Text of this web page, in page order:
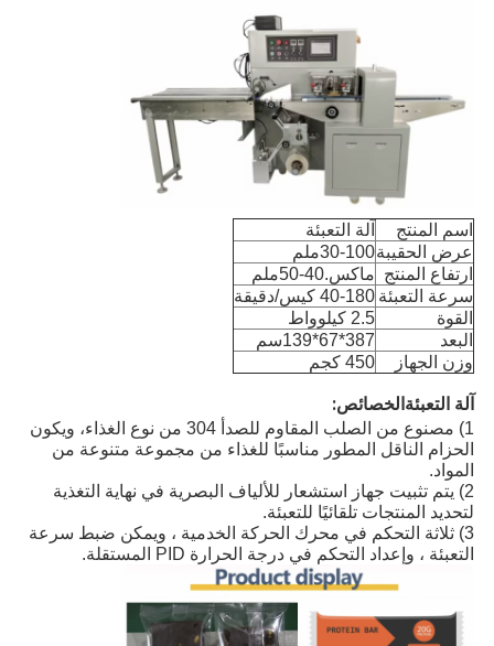
اسم المنتج
آلة التعبئة
عرض الحقيبة30-100ملم
ارتفاع المنتج ماكس.40-50ملم
سرعة التعبئة 40-180 كيس/دقيقة
القوة
2.5 كيلوواط
البعد
387*67*139سم
وزن الجهاز
450 كجم
آلة التعبئةالخصائص:
1) مصنوع من الصلب المقاوم للصدأ 304 من نوع الغذاء، ويكون
الحزام الناقل المطور مناسبًا للغذاء من مجموعة متنوعة من
المواد.
2) يتم تثبيت جهاز استشعار للألياف البصرية في نهاية التغذية
لتحديد المنتجات تلقائيًا للتعبئة.
3) ثلاثة التحكم في محرك الحركة الخدمية ، ويمكن ضبط سرعة
التعبئة ، وإعداد التحكم في درجة الحرارة PID المستقلة.